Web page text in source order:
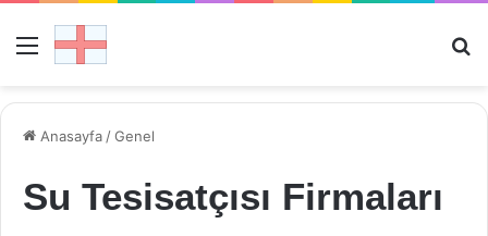
Menü
Anasayfa /Genel
Su Tesisatçısı Firmaları